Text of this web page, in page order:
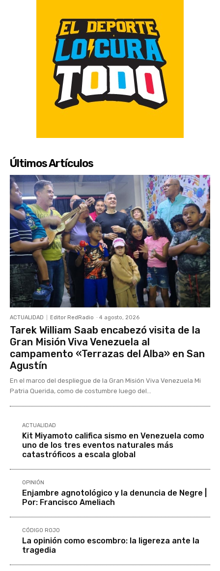
Últimos Artículos
ACTUALIDAD Editor RedRadio - 4 agosto, 2026
Tarek William Saab encabezó visita de la
Gran Misión Viva Venezuela al
campamento «Terrazas del Alba» en San
Agustín
En el marco del despliegue de la Gran Misión Viva Venezuela Mi
Patria Querida, como de costumbre luego del...
ACTUALIDAD
Kit Miyamoto califica sismo en Venezuela como
uno de los tres eventos naturales más
catastróficos a escala global
OPINIÓN
Enjambre agnotológico y la denuncia de Negre |
Por: Francisco Ameliach
CÓDIGO ROJO
La opinión como escombro: la ligereza ante la
tragedia